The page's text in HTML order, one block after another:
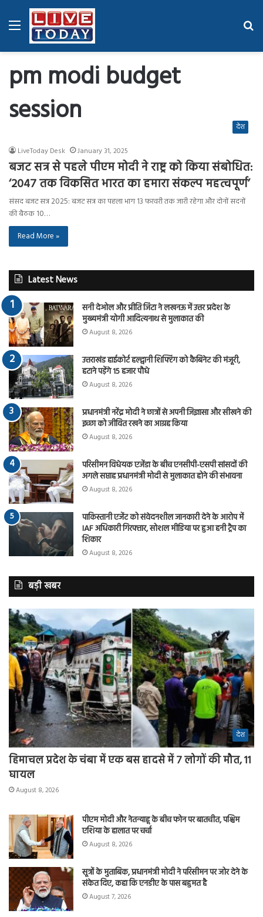
Menu
pm modi budget
session
देश
LiveToday Desk January 31, 2025
बजट सत्र से पहले पीएम मोदी ने राष्ट्र को किया संबोधित:
‘2047 तक विकसित भारत का हमारा संकल्प महत्वपूर्ण’
संसद बजट सत्र 2025: बजट सत्र का पहला भाग 13 फरवरी तक जारी रहेगा और दोनों सदनों
की बैठक 10…
Read More »
Latest News
सनी देओल और प्रीति जिंटा ने लखनऊ में उत्तर प्रदेश के
मुख्यमंत्री योगी आदित्यनाथ से मुलाकात की
August 8, 2026
उत्तराखंड हाईकोर्ट हल्द्वानी शिफ्टिंग को कैबिनेट की मंजूरी,
हटाने पड़ेंगे 15 हजार पौधे
August 8, 2026
प्रधानमंत्री नरेंद्र मोदी ने छात्रों से अपनी जिज्ञासा और सीखने की
इच्छा को जीवित रखने का आग्रह किया
August 8, 2026
परिसीमन विधेयक एजेंडा के बीच एनसीपी-एसपी सांसदों की
अगले सप्ताह प्रधानमंत्री मोदी से मुलाकात होने की संभावना
August 8, 2026
पाकिस्तानी एजेंट को संवेदनशील जानकारी देने के आरोप में
IAF अधिकारी गिरफ्तार, सोशल मीडिया पर हुआ हनी ट्रैप का
शिकार
August 8, 2026
बड़ी खबर
देश
हिमाचल प्रदेश के चंबा में एक बस हादसे में 7 लोगों की मौत, 11
घायल
August 8, 2026
पीएम मोदी और नेतन्याहू के बीच फोन पर बातचीत, पश्चिम
एशिया के हालात पर चर्चा
August 8, 2026
सूत्रों के मुताबिक, प्रधानमंत्री मोदी ने परिसीमन पर जोर देने के
संकेत दिए, कहा कि एनडीए के पास बहुमत है
August 7, 2026